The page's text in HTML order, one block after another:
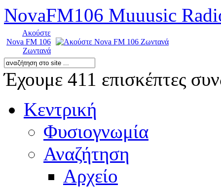
NovaFM106 Muuusic
Ακούστε
Nova FM 106
Ζωντανά
Έχουμε 411 επισκέπτες
Κεντρική
Φυσιογνωμία
Αναζήτηση
Αρχείο